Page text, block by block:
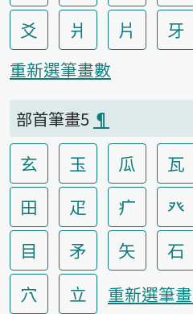
爻
爿 片 牙
重新選筆畫數
部首筆畫5 ¶
玄 玉 瓜 瓦
田
疋 疒 癶
目
矛 矢 石
穴
立 重新選筆